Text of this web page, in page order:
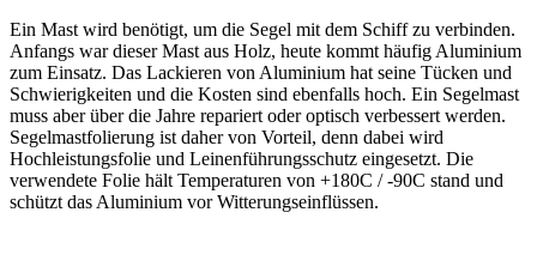
Ein Mast wird benötigt, um die Segel mit dem Schiff zu verbinden.
Anfangs war dieser Mast aus Holz, heute kommt häufig Aluminium
zum Einsatz. Das Lackieren von Aluminium hat seine Tücken und
Schwierigkeiten und die Kosten sind ebenfalls hoch. Ein Segelmast
muss aber über die Jahre repariert oder optisch verbessert werden.
Segelmastfolierung ist daher von Vorteil, denn dabei wird
Hochleistungsfolie und Leinenführungsschutz eingesetzt. Die
verwendete Folie hält Temperaturen von +180C / -90C stand und
schützt das Aluminium vor Witterungseinflüssen.